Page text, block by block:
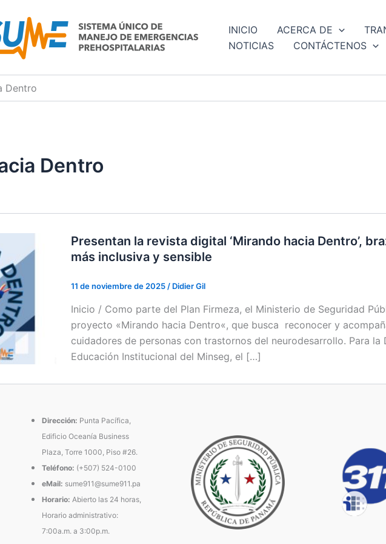
INICIO ACERCA DE
NOTICIAS
CONTÁCTENOS
Dentro
Dentro
Presentan la revista digital ‘Mirando hacia Dentro’,
más inclusiva y sensible
11 de noviembre de 2025 / Didier Gil
Inicio / Como parte del Plan Firmeza, el Ministerio de Seguridad
proyecto «Mirando hacia Dentro«, que busca reconocer y
cuidadores de personas con trastornos del neurodesarrollo. Para
Educación Institucional del Minseg, el […]
Dirección: Punta Pacífica,
Edificio Oceanía Business
Plaza, Torre 1000, Piso #26.
Teléfono: (+507) 524-0100
eMail: sume911@sume911.pa
Horario: Abierto las 24 horas,
Horario administrativo:
7:00a.m. a 3:00p.m.